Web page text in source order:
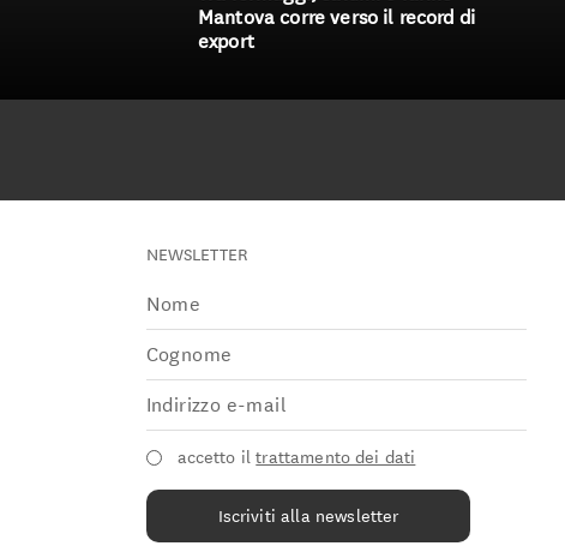
Mantova corre verso il record di
export
NEWSLETTER
accetto iltrattamento dei dati
Iscriviti alla newsletter